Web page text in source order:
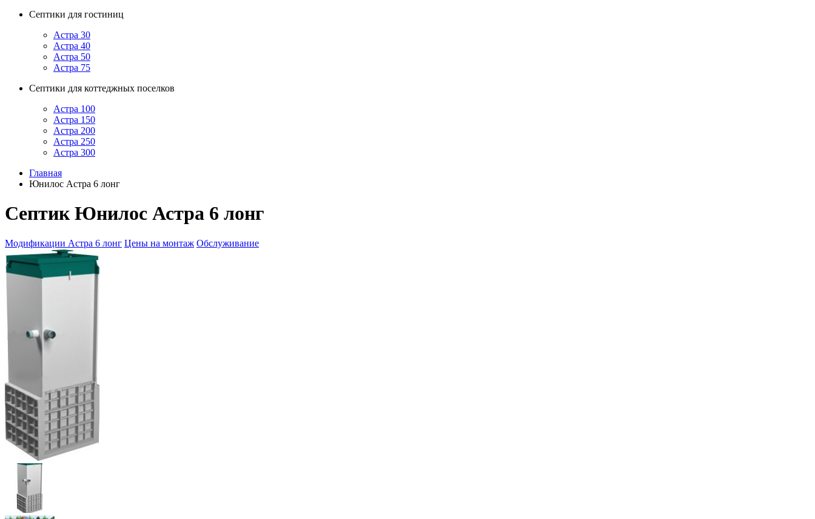
Септики для гостиниц
Астра 30
Астра 40
Астра 50
Астра 75
Септики для коттеджных поселков
Астра 100
Астра 150
Астра 200
Астра 250
Астра 300
Главная
Юнилос Астра 6 лонг
Септик Юнилос Астра 6 лонг
Модификации Астра 6 лонг Цены на монтаж Обслуживание